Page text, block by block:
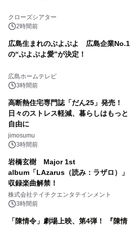
クローズシアター
2時間前
広島生まれのぷよぷよ 広島企業No.1
の“ぷよぷよ愛”が決定！
広島ホームテレビ
3時間前
高断熱住宅専門誌「だん25」発売！
日々のストレス軽減、暮らしはもっと
自由に
jimosumu
3時間前
岩橋玄樹 Major 1st
album「LAzarus（読み：ラザロ）」
収録楽曲解禁！
株式会社テイチクエンタテインメント
3時間前
「陳情令」劇場上映、第4弾！ 『陳情